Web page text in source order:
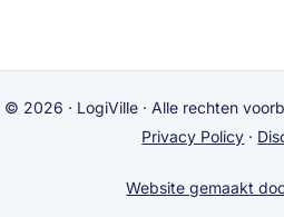
© 2026 · LogiVille · Alle rechten
Privacy Policy ·
Website gemaakt